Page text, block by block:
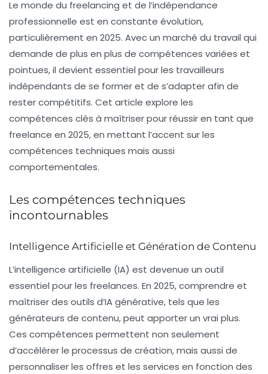
Le monde du freelancing et de l’indépendance
professionnelle est en constante évolution,
particulièrement en 2025. Avec un marché du travail qui
demande de plus en plus de compétences variées et
pointues, il devient essentiel pour les travailleurs
indépendants de se former et de s’adapter afin de
rester compétitifs. Cet article explore les
compétences clés à maîtriser pour réussir en tant que
freelance en 2025, en mettant l’accent sur les
compétences techniques mais aussi
comportementales.
Les compétences techniques
incontournables
Intelligence Artificielle et Génération de Contenu
L’intelligence artificielle (IA) est devenue un outil
essentiel pour les freelances. En 2025, comprendre et
maîtriser des outils d’IA générative, tels que les
générateurs de contenu, peut apporter un vrai plus.
Ces compétences permettent non seulement
d’accélérer le processus de création, mais aussi de
personnaliser les offres et les services en fonction des